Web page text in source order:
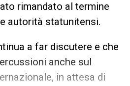
rimandato al termine
autorità statunitensi.
a far discutere e che
anche sul
in attesa di